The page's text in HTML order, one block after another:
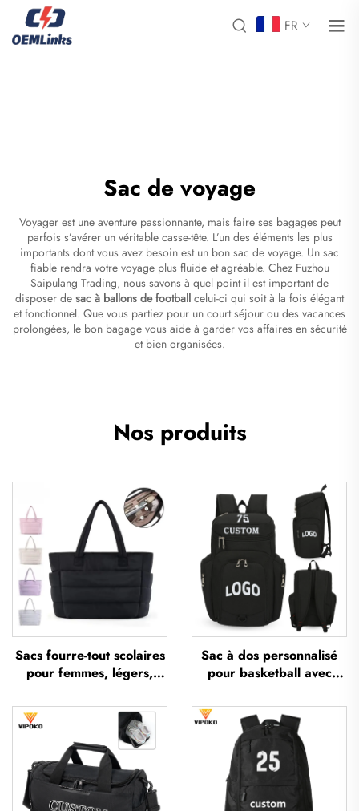
FR
Sac de voyage
Voyager est une aventure passionnante, mais faire ses bagages peut
parfois s’avérer un véritable casse-tête. L’un des éléments les plus
importants dont vous avez besoin est un bon sac de voyage. Un sac
fiable rendra votre voyage plus fluide et agréable. Chez Fuzhou
Saipulang Trading, nous savons à quel point il est important de
disposer de sac à ballons de football celui-ci qui soit à la fois élégant
et fonctionnel. Que vous partiez pour un court séjour ou des vacances
prolongées, le bon bagage vous aide à garder vos affaires en sécurité
et bien organisées.
Nos produits
Sacs fourre-tout scolaires
pour femmes, légers,
polyvalents pour loisirs en
extérieur, voyages et
bureau, sac fourre-tout
souple en polyester
Sac à dos personnalisé
pour basketball avec
imperméable,
décontracté, scolaire,
thermosublimé, pour
football et basketball